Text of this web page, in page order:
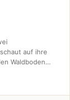
auf ihre
Waldboden